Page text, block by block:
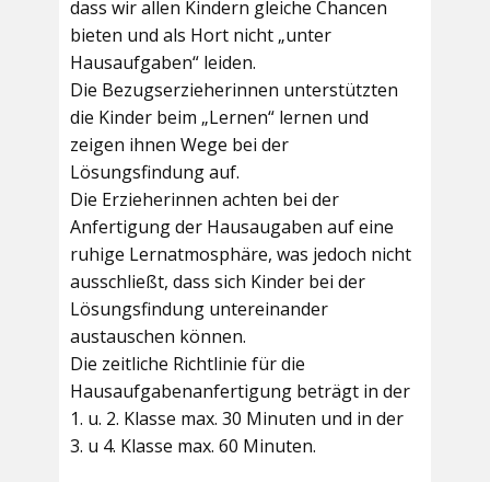
dass wir allen Kindern gleiche Chancen
bieten und als Hort nicht „unter
Hausaufgaben“ leiden.
Die Bezugserzieherinnen unterstützten
die Kinder beim „Lernen“ lernen und
zeigen ihnen Wege bei der
Lösungsfindung auf.
Die Erzieherinnen achten bei der
Anfertigung der Hausaugaben auf eine
ruhige Lernatmosphäre, was jedoch nicht
ausschließt, dass sich Kinder bei der
Lösungsfindung untereinander
austauschen können.
Die zeitliche Richtlinie für die
Hausaufgabenanfertigung beträgt in der
1. u. 2. Klasse max. 30 Minuten und in der
3. u 4. Klasse max. 60 Minuten.